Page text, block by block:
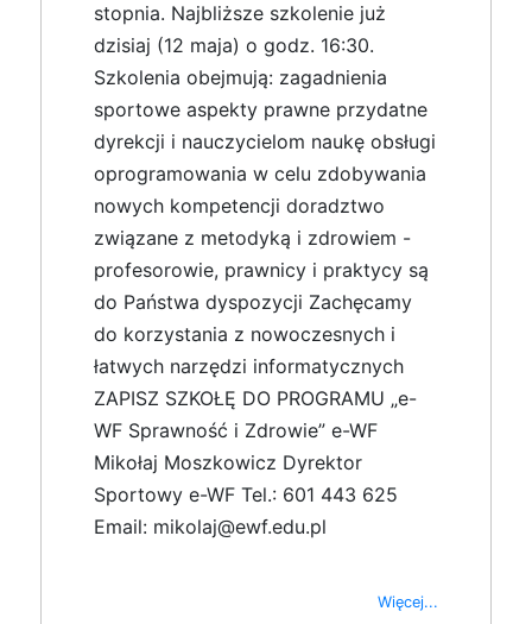
stopnia. Najbliższe szkolenie już
dzisiaj (12 maja) o godz. 16:30.
Szkolenia obejmują: zagadnienia
sportowe aspekty prawne przydatne
dyrekcji i nauczycielom naukę obsługi
oprogramowania w celu zdobywania
nowych kompetencji doradztwo
związane z metodyką i zdrowiem -
profesorowie, prawnicy i praktycy są
do Państwa dyspozycji Zachęcamy
do korzystania z nowoczesnych i
łatwych narzędzi informatycznych
ZAPISZ SZKOŁĘ DO PROGRAMU „e-
WF Sprawność i Zdrowie” e-WF
Mikołaj Moszkowicz Dyrektor
Sportowy e-WF Tel.: 601 443 625
Email: mikolaj@ewf.edu.pl
Więcej...